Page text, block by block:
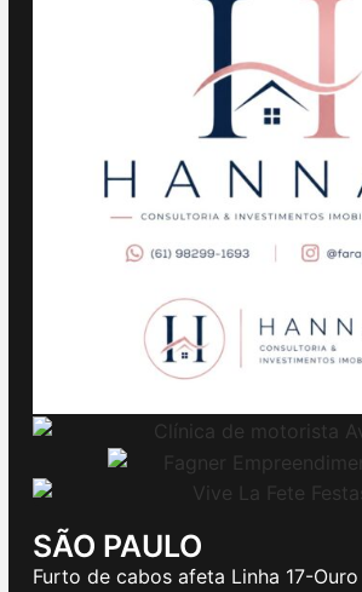
SÃO PAULO
Furto de cabos afeta Linha 17-